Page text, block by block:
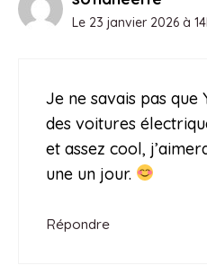
Le 23 janvier 2026 à
Je ne savais pas que
des voitures
et assez cool,
une un jour.
Répondre